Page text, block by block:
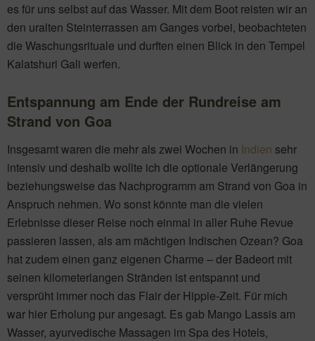
es für uns selbst auf das Wasser. Mit dem Boot reisten wir an
den uralten Steinterrassen am Ganges vorbei, beobachteten
die Waschungsrituale und durften einen Blick in den Tempel
Kalatshuri Gali werfen.
Entspannung am Ende der Rundreise am
Strand von Goa
Insgesamt waren die mehr als zwei Wochen in Indien sehr
intensiv und deshalb wollte ich die optionale Verlängerung
beziehungsweise das Nachprogramm am Strand von Goa in
Anspruch nehmen. Wo sonst könnte man die vielen
Erlebnisse dieser Reise noch einmal in aller Ruhe Revue
passieren lassen, als am mächtigen Indischen Ozean? Goa
hat zudem einen ganz eigenen Charme – der Badeort mit
seinen kilometerlangen Stränden ist entspannt und
versprüht immer noch das Flair der Hippie-Zeit. Für mich
war hier Erholung pur angesagt. Es gab Mango Lassis am
Wasser, ayurvedische Massagen im Spa des Hotels,